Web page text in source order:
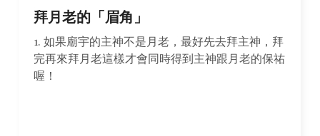
拜月老的「眉角」
1. 如果廟宇的主神不是月老，最好先去拜主神，拜
完再來拜月老這樣才會同時得到主神跟月老的保祐
喔！